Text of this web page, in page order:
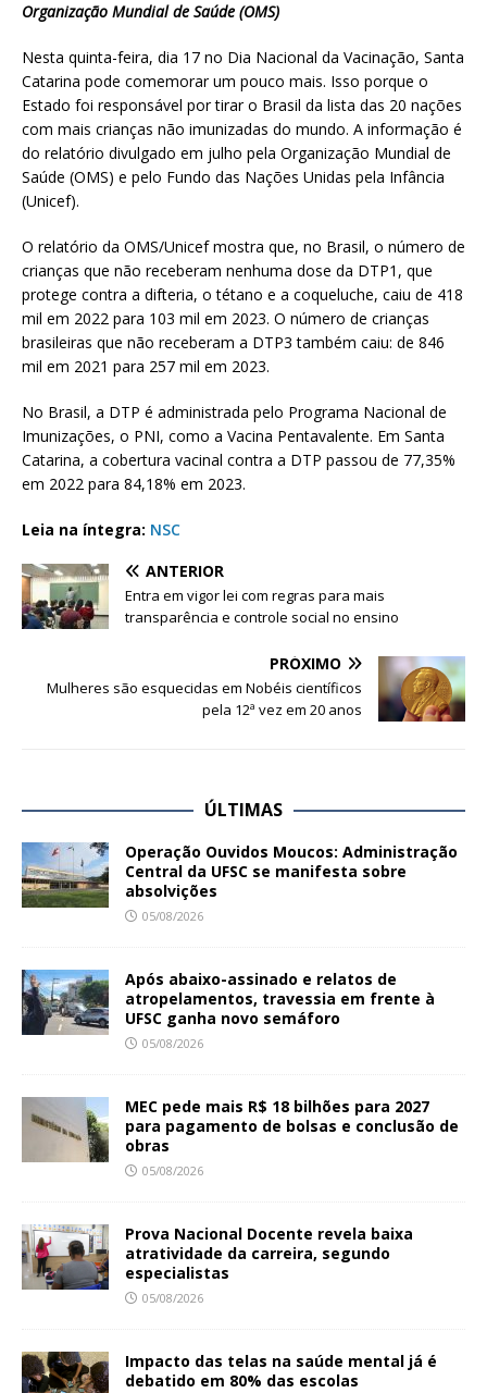
Organização Mundial de Saúde (OMS)
Nesta quinta-feira, dia 17 no Dia Nacional da Vacinação, Santa
Catarina pode comemorar um pouco mais. Isso porque o
Estado foi responsável por tirar o Brasil da lista das 20 nações
com mais crianças não imunizadas do mundo. A informação é
do relatório divulgado em julho pela Organização Mundial de
Saúde (OMS) e pelo Fundo das Nações Unidas pela Infância
(Unicef).
O relatório da OMS/Unicef mostra que, no Brasil, o número de
crianças que não receberam nenhuma dose da DTP1, que
protege contra a difteria, o tétano e a coqueluche, caiu de 418
mil em 2022 para 103 mil em 2023. O número de crianças
brasileiras que não receberam a DTP3 também caiu: de 846
mil em 2021 para 257 mil em 2023.
No Brasil, a DTP é administrada pelo Programa Nacional de
Imunizações, o PNI, como a Vacina Pentavalente. Em Santa
Catarina, a cobertura vacinal contra a DTP passou de 77,35%
em 2022 para 84,18% em 2023.
Leia na íntegra: NSC
ANTERIOR
Entra em vigor lei com regras para mais
transparência e controle social no ensino
PRÓXIMO
Mulheres são esquecidas em Nobéis científicos
pela 12ª vez em 20 anos
ÚLTIMAS
Operação Ouvidos Moucos: Administração
Central da UFSC se manifesta sobre
absolvições
05/08/2026
Após abaixo-assinado e relatos de
atropelamentos, travessia em frente à
UFSC ganha novo semáforo
05/08/2026
MEC pede mais R$ 18 bilhões para 2027
para pagamento de bolsas e conclusão de
obras
05/08/2026
Prova Nacional Docente revela baixa
atratividade da carreira, segundo
especialistas
05/08/2026
Impacto das telas na saúde mental já é
debatido em 80% das escolas